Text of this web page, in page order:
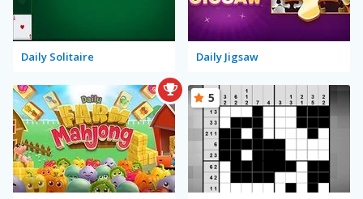
Daily Solitaire Daily Jigsaw
5